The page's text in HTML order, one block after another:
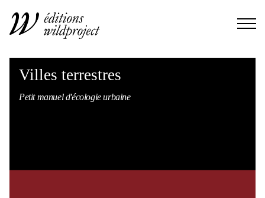
Villes terrestres
Petit manuel d'écologie urbaine